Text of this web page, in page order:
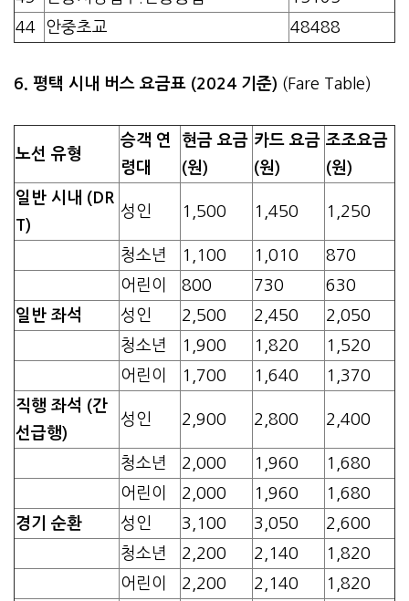
44
안중초교 48488
6. 평택 시내 버스 요금표 (2024 기준) (Fare Table)
노선 유형
승객 연
령대
현금 요금
(원)
카드 요금
(원)
조조요금
(원)
일반 시내 (DR
T)
성인 1,500 1,450 1,250
청소년 1,100 1,010
870
어린이
800 730
630
일반 좌석
성인 2,500 2,450
2,050
청소년
1,900 1,820
1,520
어린이
1,700 1,640
1,370
직행 좌석 (간
선급행)
성인 2,900 2,800 2,400
청소년 2,000 1,960
1,680
어린이
2,000 1,960
1,680
경기 순환
성인 3,100 3,050
2,600
청소년
2,200 2,140
1,820
어린이
2,200 2,140
1,820